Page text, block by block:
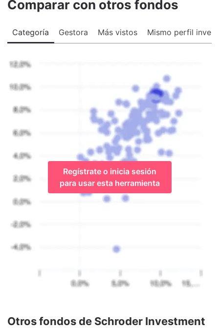
Comparar con otros fondos
Categoría Gestora Más vistos Mismo perfil
Regístrate o inicia sesión
para usar esta herramienta
Otros fondos de Schroder Investment